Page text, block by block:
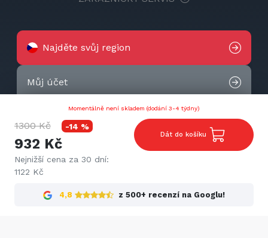
Momentálně není skladem (dodání 3-4 týdny)
1300 Kč -14 %
932 Kč
Nejnižší cena za 30 dní:
1122 Kč
Dát do košíku
4,8 z 500+ recenzí na Googlu!
Najděte svůj region
Můj účet
Kontaktujte nás